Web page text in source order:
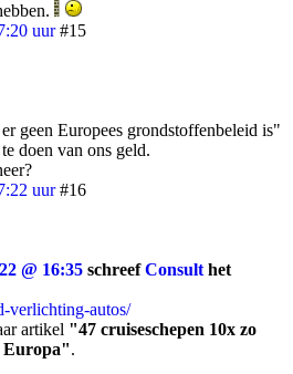
uur #15
geen Europees grondstoffenbeleid is"
doen van ons geld.
uur #16
@ 16:35 schreefConsult het
verlichting-autos/
artikel "47 cruiseschepen 10x zo
Europa".